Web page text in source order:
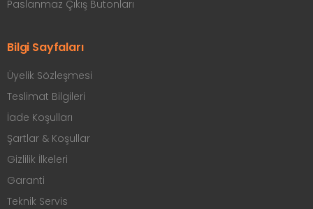
Paslanmaz Çıkış Butonları
Bilgi Sayfaları
Üyelik Sözleşmesi
Teslimat Bilgileri
İade Koşulları
Şartlar & Koşullar
Gizlilik İlkeleri
Garanti
Teknik Servis